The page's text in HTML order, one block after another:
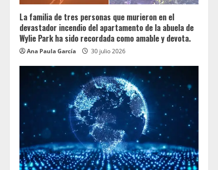
La familia de tres personas que murieron en el
devastador incendio del apartamento de la abuela de
Wylie Park ha sido recordada como amable y devota.
Ana Paula García 30 julio 2026